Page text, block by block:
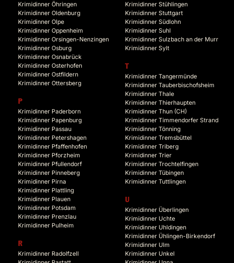
Krimidinner Öhringen
Krimidinner Oldenburg
Krimidinner Olpe
Krimidinner Oppenheim
Krimidinner Orsingen-Nenzingen
Krimidinner Osburg
Krimidinner Osnabrück
Krimidinner Osterhofen
Krimidinner Ostfildern
Krimidinner Ottersberg
P
Krimidinner Paderborn
Krimidinner Papenburg
Krimidinner Passau
Krimidinner Petershagen
Krimidinner Pfaffenhofen
Krimidinner Pforzheim
Krimidinner Pfullendorf
Krimidinner Pinneberg
Krimidinner Pirna
Krimidinner Plattling
Krimidinner Plauen
Krimidinner Potsdam
Krimidinner Prenzlau
Krimidinner Pulheim
R
Krimidinner Radolfzell
Krimidinner Stühlingen
Krimidinner Stuttgart
Krimidinner Südlohn
Krimidinner Suhl
Krimidinner Sulzbach an der Murr
Krimidinner Sylt
T
Krimidinner Tangermünde
Krimidinner Tauberbischofsheim
Krimidinner Thale
Krimidinner Thierhaupten
Krimidinner Thun (CH)
Krimidinner Timmendorfer Strand
Krimidinner Tönning
Krimidinner Tremsbüttel
Krimidinner Triberg
Krimidinner Trier
Krimidinner Trochtelfingen
Krimidinner Tübingen
Krimidinner Tuttlingen
U
Krimidinner Überlingen
Krimidinner Uchte
Krimidinner Uhldingen
Krimidinner Ühlingen-Birkendorf
Krimidinner Ulm
Krimidinner Unkel